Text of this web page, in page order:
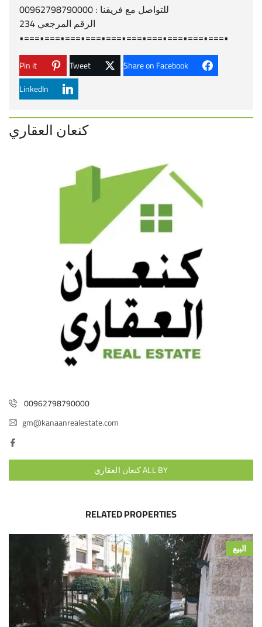
للتواصل مع فريقنا : 00962798790000
الرقم المرجعي 234
•===•===•===•===•===•===•===•===•===•===•
Share on Facebook
Tweet
Pin it
LinkedIn
كنعان العقاري
00962798790000
gm@kanaanrealestate.com
ALL BY كنعان العقاري
RELATED PROPERTIES
البيع